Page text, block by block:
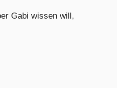
Gabi wissen will,